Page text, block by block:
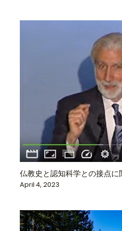
仏教史と認知科学との接点に
April 4, 2023